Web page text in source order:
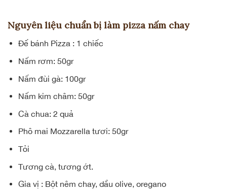
Nguyên liệu chuẩn bị làm pizza nấm chay
Đế bánh Pizza : 1 chiếc
Nấm rơm: 50gr
Nấm đùi gà: 100gr
Nấm kim châm: 50gr
Cà chua: 2 quả
Phô mai Mozzarella tươi: 50gr
Tỏi
Tương cà, tương ớt.
Gia vị : Bột nêm chay, dầu olive, oregano